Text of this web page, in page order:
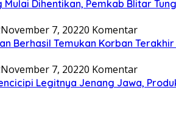
Mulai Dihentikan, Pemkab Blitar
November 7, 20220 Komentar
Berhasil Temukan Korban
November 7, 20220 Komentar
Legitnya Jenang Jawa,